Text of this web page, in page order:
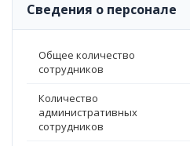
Сведения о персонале
Общее количество
сотрудников
Количество
административных
сотрудников